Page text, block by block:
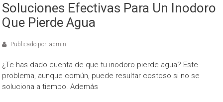
Soluciones Efectivas Para Un Inodoro
Que Pierde Agua
Publicado por: admin
¿Te has dado cuenta de que tu inodoro pierde agua? Este
problema, aunque común, puede resultar costoso si no se
soluciona a tiempo. Además